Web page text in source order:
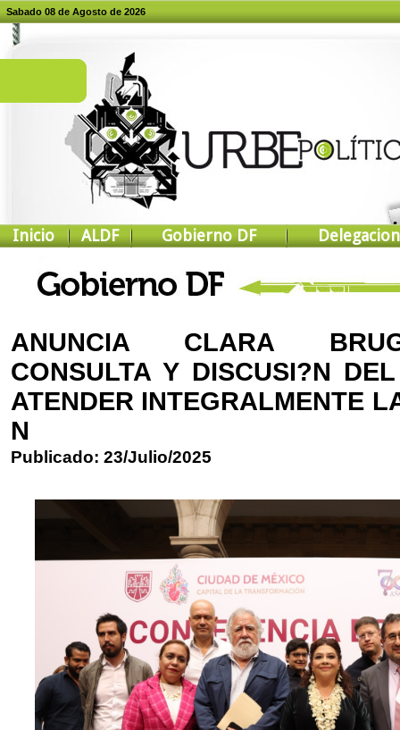
Sabado 08 de Agosto de 2026
Inicio ALDF Gobierno DF
ANUNCIA CLARA
CONSULTA Y DISCUSI?N
ATENDER INTEGRALMENTE
N
Publicado: 23/Julio/2025